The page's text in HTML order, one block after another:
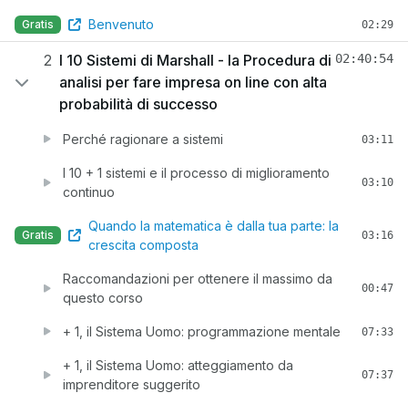
Gratis Benvenuto 02:29
2 I 10 Sistemi di Marshall - la Procedura di
analisi per fare impresa on line con alta
probabilità di successo
02:40:54
Perché ragionare a sistemi 03:11
I 10 + 1 sistemi e il processo di miglioramento
continuo
03:10
Gratis
Quando la matematica è dalla tua parte: la
crescita composta
03:16
Raccomandazioni per ottenere il massimo da
questo corso
00:47
+ 1, il Sistema Uomo: programmazione mentale 07:33
+ 1, il Sistema Uomo: atteggiamento da
imprenditore suggerito
07:37